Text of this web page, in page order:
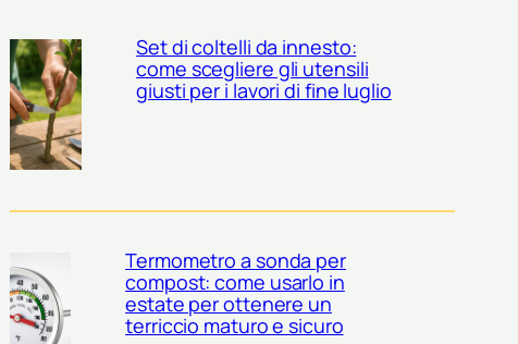
Set di coltelli da innesto:
come scegliere gli utensili
giusti per i lavori di fine luglio
Termometro a sonda per
compost: come usarlo in
estate per ottenere un
terriccio maturo e sicuro